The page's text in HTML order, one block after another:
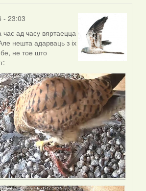
- 23:03
час ад часу вяртаецца
нешта адарваць з іх
не тое што